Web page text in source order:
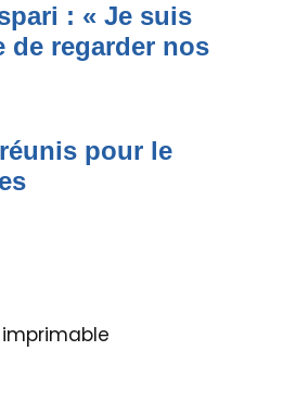
: « Je suis
de regarder nos
pour le